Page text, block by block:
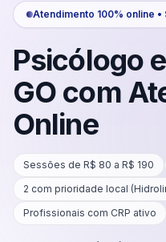
Atendimento 100% online
Psicólogo
GO com
Online
Sessões de R$ 80 a R$ 190
2 com prioridade local (
Profissionais com CRP ativo